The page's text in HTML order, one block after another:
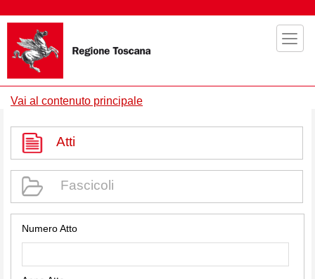
Vai al contenuto principale
Atti
Fascicoli
Numero Atto